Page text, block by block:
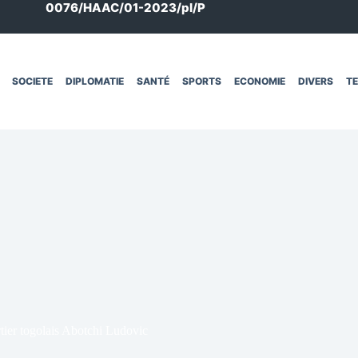
0076/HAAC/01-2023/pl/P
SOCIETE DIPLOMATIE SANTÉ SPORTS ECONOMIE DIVERS